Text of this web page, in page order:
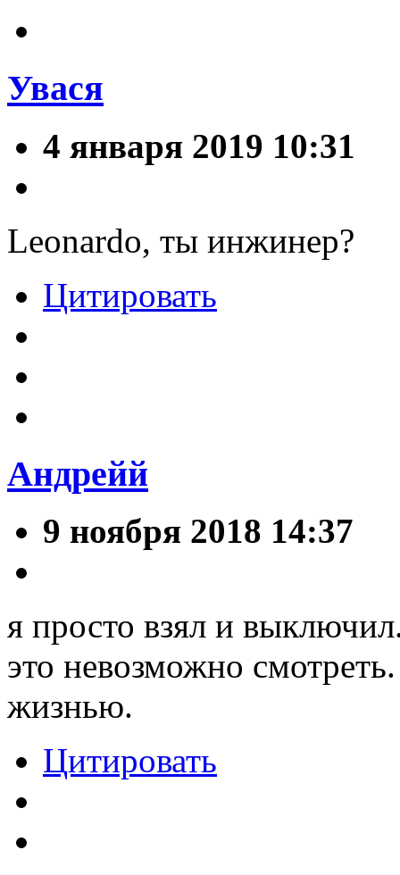
Увася
4 января 2019 10:31
Leonardo, ты инжинер?
Цитировать
Андрейй
9 ноября 2018 14:37
я просто взял и
это невозможно
жизнью.
Цитировать